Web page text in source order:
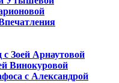
Зоей Арнаутовой
Винокуровой
с Александрой